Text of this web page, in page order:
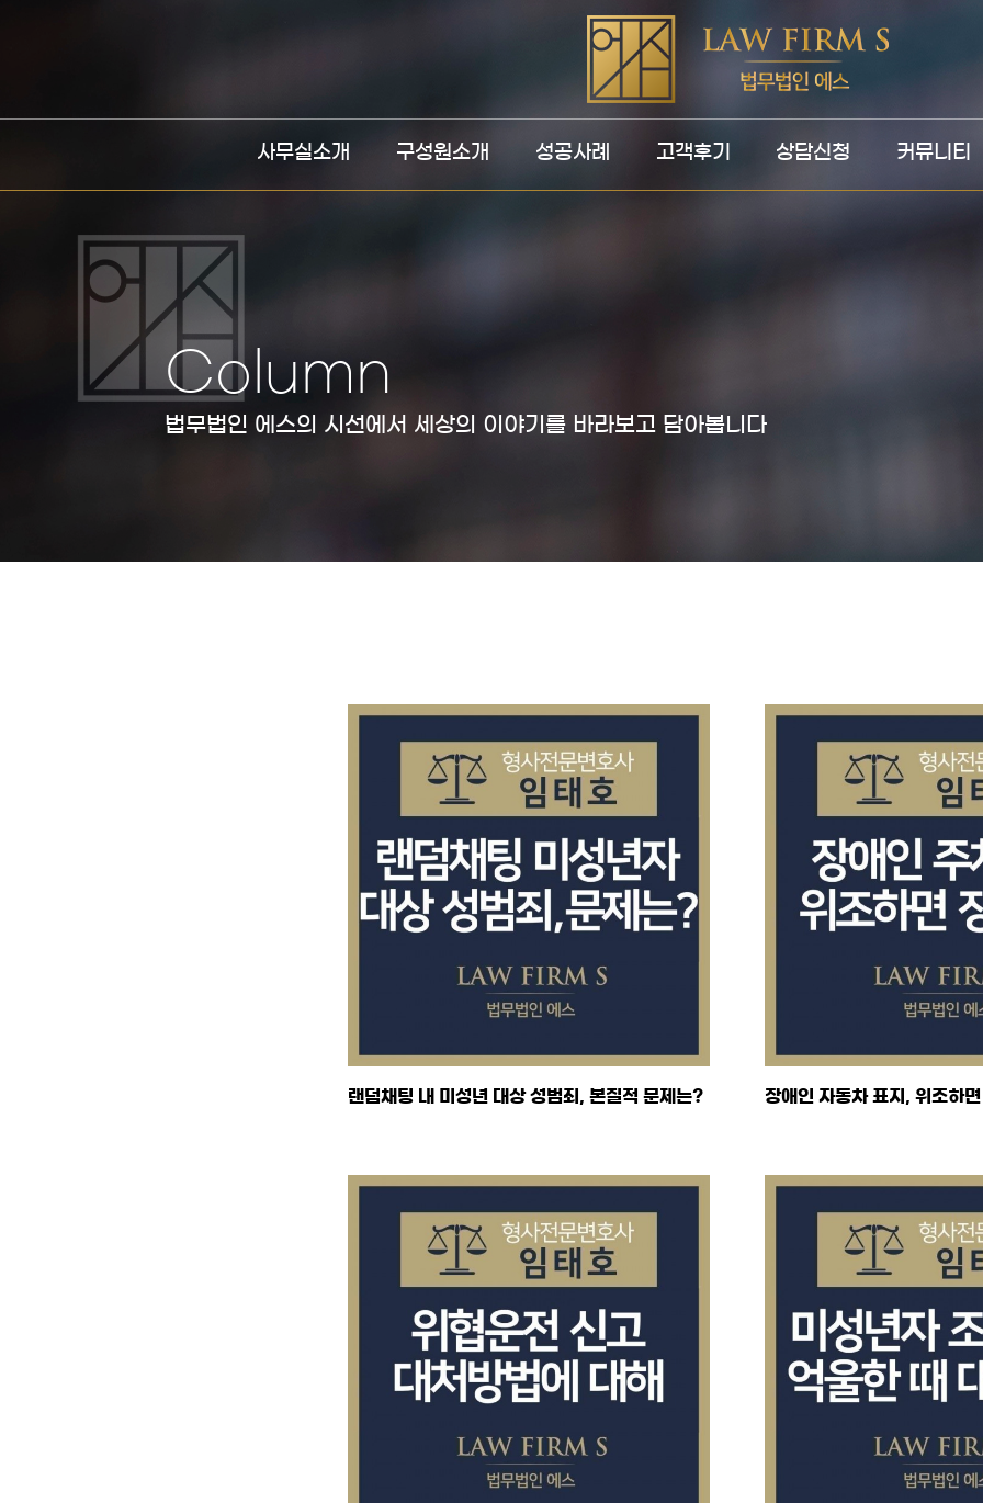
사무실소개 구성원소개 성공사례 고객후기 상담신청 커뮤니티
Column
법무법인 에스의 시선에서 세상의 이야기를 바라보고 담아봅니다
랜덤채팅 내 미성년 대상 성범죄, 본질적 문제는? 장애인 자동차 표지, 위조하